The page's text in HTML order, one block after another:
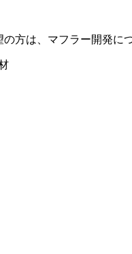
方は、マフラー開発に